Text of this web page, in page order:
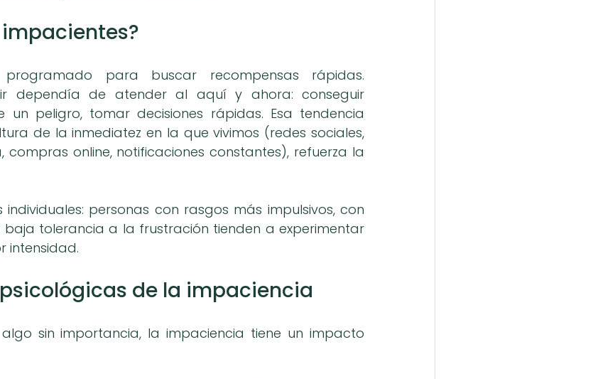
para buscar recompensas rápidas.
dependía de atender al aquí y ahora: conseguir
un peligro, tomar decisiones rápidas. Esa tendencia
de la inmediatez en la que vivimos (redes sociales,
online, notificaciones constantes), refuerza la
individuales: personas con rasgos más impulsivos, con
tolerancia a la frustración tienden a experimentar
intensidad.
de la impaciencia
sin importancia, la impaciencia tiene un impacto